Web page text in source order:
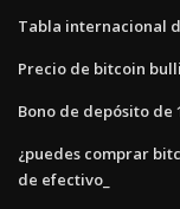
Tabla internacional
Precio de bitcoin
Bono de depósito de
¿puedes comprar
de efectivo_